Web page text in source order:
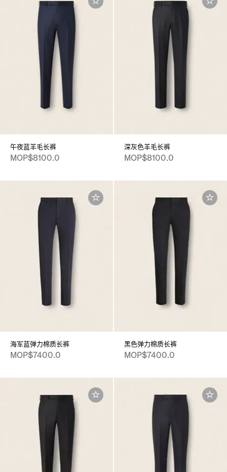
午夜蓝羊毛长裤
MOP$8100.0
深灰色羊毛长裤
MOP$8100.0
海军蓝弹力棉质长裤
MOP$7400.0
黑色弹力棉质长裤
MOP$7400.0